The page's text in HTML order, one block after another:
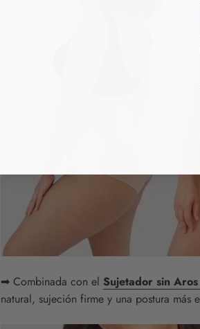
➡ Combinada con el Sujetador sin
natural, sujeción firme y una postura